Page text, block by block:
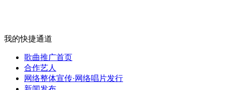
我的快捷通道
歌曲推广首页
合作艺人
网络整体宣传·网络唱片发行